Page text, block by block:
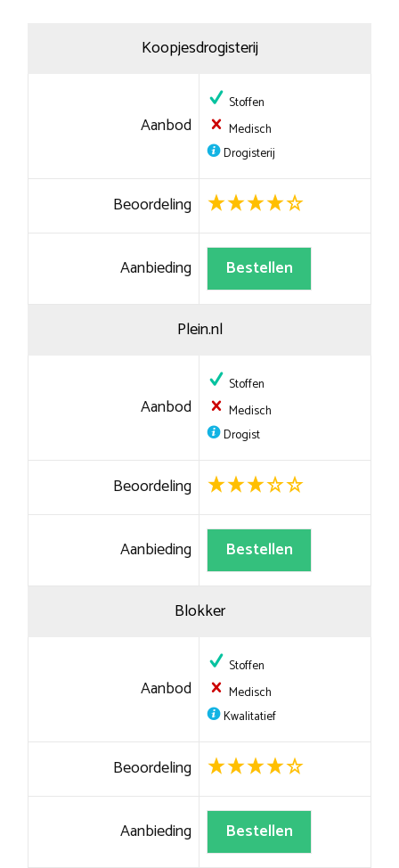
Koopjesdrogisterij
Aanbod
Stoffen
Medisch
Drogisterij
Beoordeling
Aanbieding Bestellen
Plein.nl
Aanbod
Stoffen
Medisch
Drogist
Beoordeling
Aanbieding Bestellen
Blokker
Aanbod
Stoffen
Medisch
Kwalitatief
Beoordeling
Aanbieding Bestellen